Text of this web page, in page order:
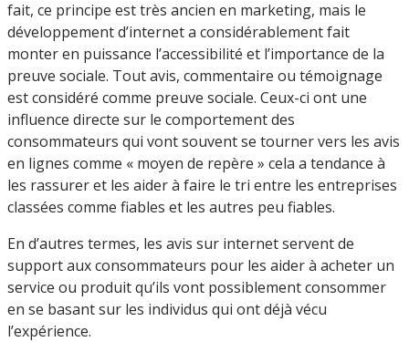
fait, ce principe est très ancien en marketing, mais le
développement d’internet a considérablement fait
monter en puissance l’accessibilité et l’importance de la
preuve sociale. Tout avis, commentaire ou témoignage
est considéré comme preuve sociale. Ceux-ci ont une
influence directe sur le comportement des
consommateurs qui vont souvent se tourner vers les avis
en lignes comme « moyen de repère » cela a tendance à
les rassurer et les aider à faire le tri entre les entreprises
classées comme fiables et les autres peu fiables.
En d’autres termes, les avis sur internet servent de
support aux consommateurs pour les aider à acheter un
service ou produit qu’ils vont possiblement consommer
en se basant sur les individus qui ont déjà vécu
l’expérience.